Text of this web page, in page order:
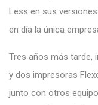
Less en sus
en día la única
Tres años más tarde,
y dos impresoras
junto con otros